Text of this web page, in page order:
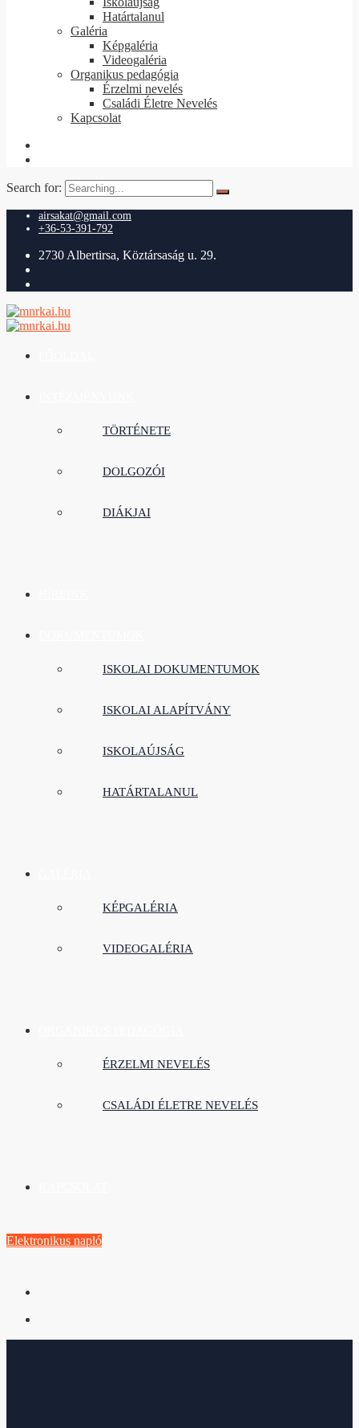
Határtalanul
Galéria
Képgaléria
Videogaléria
Organikus pedagógia
Érzelmi nevelés
Családi Életre Nevelés
Kapcsolat
Search for:
airsakat@gmail.com
+36-53-391-792
2730 Albertirsa, Köztársaság u. 29.
TÖRTÉNETE
DOLGOZÓI
DIÁKJAI
ISKOLAI DOKUMENTUMOK
ISKOLAI ALAPÍTVÁNY
ISKOLAÚJSÁG
HATÁRTALANUL
KÉPGALÉRIA
VIDEOGALÉRIA
ÉRZELMI NEVELÉS
CSALÁDI ÉLETRE NEVELÉS
Elektronikus napló